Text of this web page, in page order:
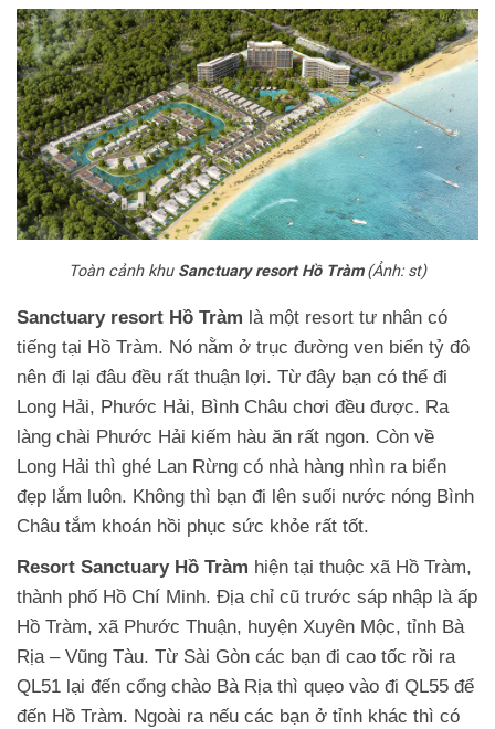
Toàn cảnh khu Sanctuaryresort Hồ Tràm (Ảnh: st)
Sanctuary resort Hồ Tràm là một resort tư nhân có
tiếng tại Hồ Tràm. Nó nằm ở trục đường ven biển tỷ đô
nên đi lại đâu đều rất thuận lợi. Từ đây bạn có thể đi
Long Hải, Phước Hải, Bình Châu chơi đều được. Ra
làng chài Phước Hải kiếm hàu ăn rất ngon. Còn về
Long Hải thì ghé Lan Rừng có nhà hàng nhìn ra biển
đẹp lắm luôn. Không thì bạn đi lên suối nước nóng Bình
Châu tắm khoán hồi phục sức khỏe rất tốt.
Resort Sanctuary Hồ Tràm hiện tại thuộc xã Hồ Tràm,
thành phố Hồ Chí Minh. Địa chỉ cũ trước sáp nhập là ấp
Hồ Tràm, xã Phước Thuận, huyện Xuyên Mộc, tỉnh Bà
Rịa – Vũng Tàu. Từ Sài Gòn các bạn đi cao tốc rồi ra
QL51 lại đến cổng chào Bà Rịa thì quẹo vào đi QL55 để
đến Hồ Tràm. Ngoài ra nếu các bạn ở tỉnh khác thì có